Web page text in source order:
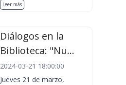
Leer más
Diálogos en la
Biblioteca: "Nu...
2024-03-21 18:00:00
Jueves 21 de marzo,